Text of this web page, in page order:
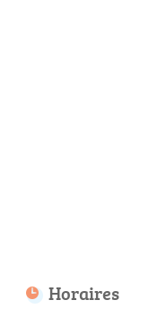
Horaires